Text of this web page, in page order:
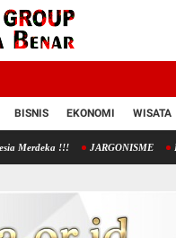
BISNIS EKONOMI WISATA
JARGONISME